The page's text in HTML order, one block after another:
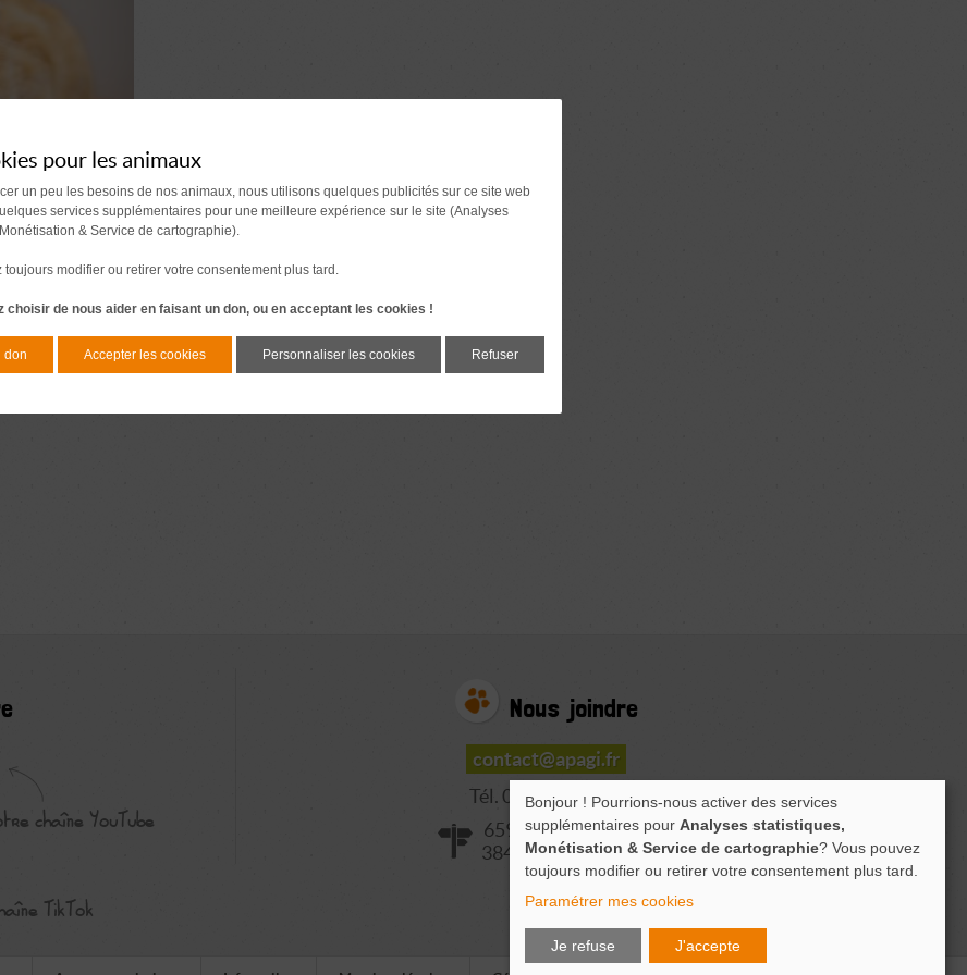
chaîne YouTube
TikTok
Nous joindre
contact@apagi.fr
Tél. 04 76 77 20 06
659 Route de L'Isère
38420 LE VERSOUD
pour les animaux
un peu les besoins de nos animaux, nous utilisons quelques publicités sur ce site web
services supplémentaires pour une meilleure expérience sur le site (Analyses
& Service de cartographie).
toujours modifier ou retirer votre consentement plus tard.
choisir de nous aider en faisant un don, ou en acceptant les cookies !
don Accepter les cookies Personnaliser les cookies Refuser
Bonjour ! Pourrions-nous activer des services
supplémentaires pour Analyses statistiques,
Monétisation & Service de cartographie? Vous pouvez
toujours modifier ou retirer votre consentement plus tard.
Paramétrer mes cookies
Je refuse J'accepte